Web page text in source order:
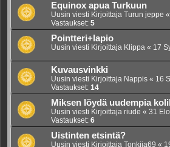
Equinox apua Turkuun
Uusin viesti Kirjoittaja Turun jeppe «
Vastaukset: 5
Pointteri+lapio
Uusin viesti Kirjoittaja Klippa « 17
Kuvausvinkki
Uusin viesti Kirjoittaja Nappis « 16
Vastaukset: 14
Miksen löydä uudempia
Uusin viesti Kirjoittaja riude « 31
Vastaukset: 6
Uistinten etsintä?
Uusin viesti Kirjoittaja Tonkija69 «